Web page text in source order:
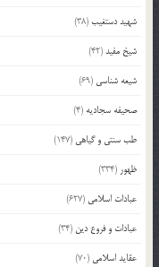
شهید دستغیب(38)
شیخ مفید(42)
شیعه شناسی (69)
صحیفه سجادیه (4)
طب سنتی و گیاهی (147)
ظهور (334)
عبادات اسلامی (627)
عبادات و فروع دین (34)
عقاید اسلامی (70)